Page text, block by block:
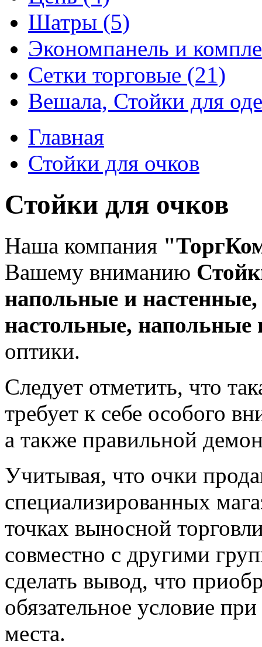
Шатры (5)
Экономпанель и
Сетки торговые (21)
Вешала, Стойки для
Главная
Стойки для очков
Стойки для очков
Наша компания
Вашему вниманию
напольные и
настольные, напольные
оптики.
Следует отметить, что
требует к себе особого
а также правильной
Учитывая, что очки
специализированных
точках выносной
совместно с другими
сделать вывод, что
обязательное условие
места.